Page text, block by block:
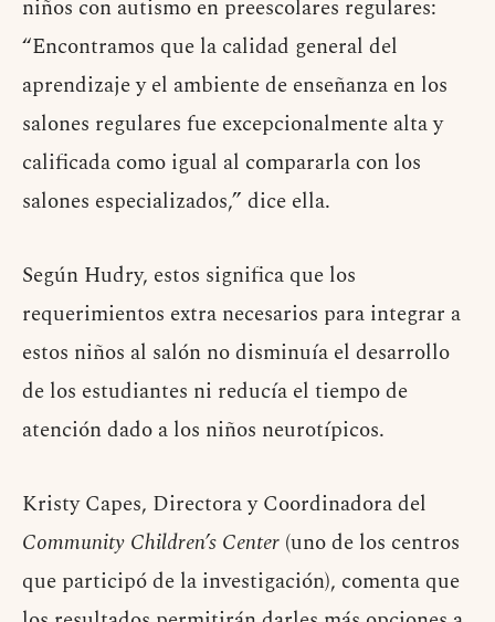
niños con autismo en preescolares regulares:
“Encontramos que la calidad general del
aprendizaje y el ambiente de enseñanza en los
salones regulares fue excepcionalmente alta y
calificada como igual al compararla con los
salones especializados,” dice ella.
Según Hudry, estos significa que los
requerimientos extra necesarios para integrar a
estos niños al salón no disminuía el desarrollo
de los estudiantes ni reducía el tiempo de
atención dado a los niños neurotípicos.
Kristy Capes, Directora y Coordinadora del
Community Children’s Center (uno de los centros
que participó de la investigación), comenta que